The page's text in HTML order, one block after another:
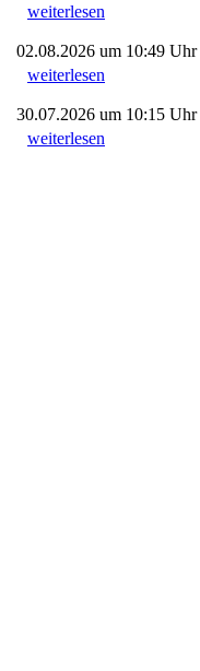
weiterlesen
02.08.2026 um 10:49 Uhr
weiterlesen
30.07.2026 um 10:15 Uhr
weiterlesen